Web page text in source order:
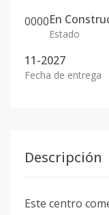
0000En
Estado
11-2027
Fecha de entrega
Descripción
Este centro